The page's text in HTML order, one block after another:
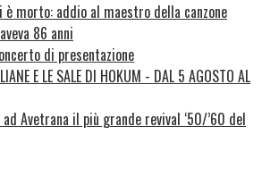
è morto: addio al maestro della canzone
86 anni
di presentazione
E LE SALE DI HOKUM - DAL 5 AGOSTO AL
ad Avetrana il più grande revival ‘50/’60 del